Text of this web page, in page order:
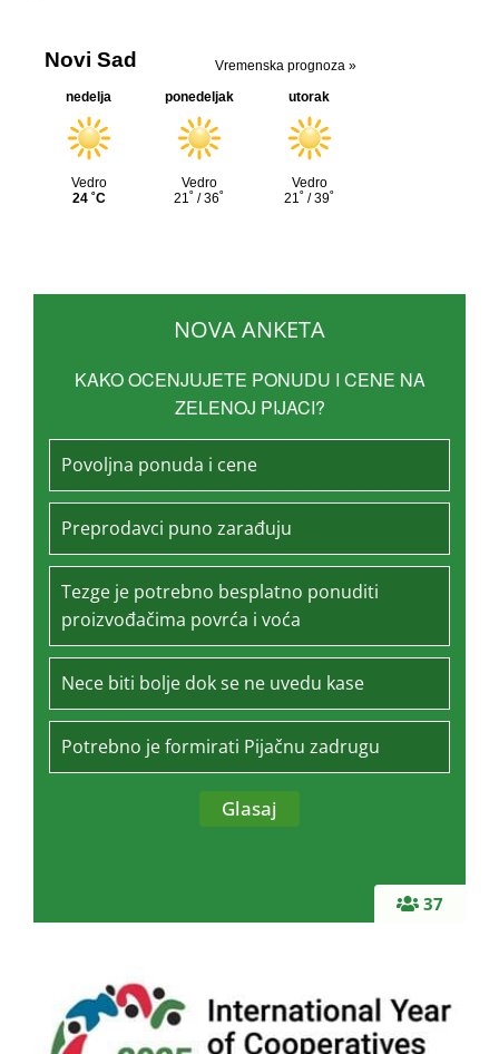
37
NOVA ANKETA
KAKO OCENJUJETE PONUDU I CENE NA
ZELENOJ PIJACI?
Povoljna ponuda i cene
Preprodavci puno zarađuju
Tezge je potrebno besplatno ponuditi
proizvođačima povrća i voća
Nece biti bolje dok se ne uvedu kase
Potrebno je formirati Pijačnu zadrugu